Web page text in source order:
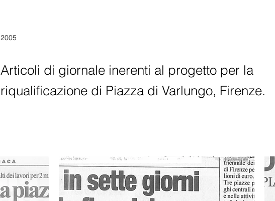
2005
Articoli di giornale inerenti al progetto per la
riqualificazione di Piazza di Varlungo, Firenze.